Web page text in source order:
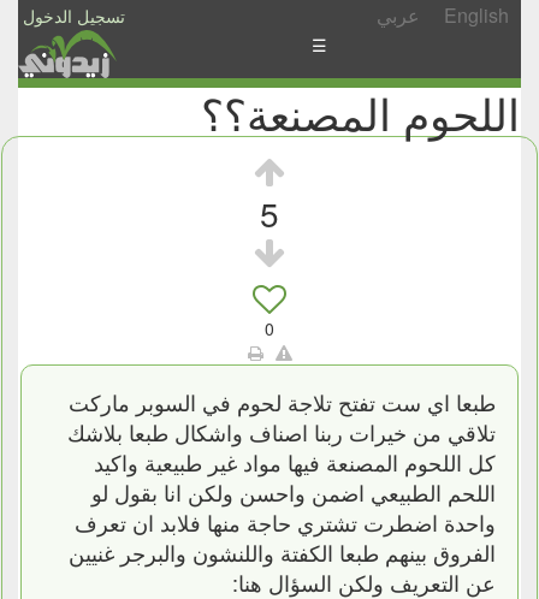
تسجيل الدخول عربي English
الأخبار
الأسئلة
☰
اللحوم المصنعة؟؟
5
0
طبعا اي ست تفتح تلاجة لحوم في السوبر ماركت
تلاقي من خيرات ربنا اصناف واشكال طبعا بلاشك
كل اللحوم المصنعة فيها مواد غير طبيعية واكيد
اللحم الطبيعي اضمن واحسن ولكن انا بقول لو
واحدة اضطرت تشتري حاجة منها فلابد ان تعرف
الفروق بينهم طبعا الكفتة واللنشون والبرجر غنيين
عن التعريف ولكن السؤال هنا: